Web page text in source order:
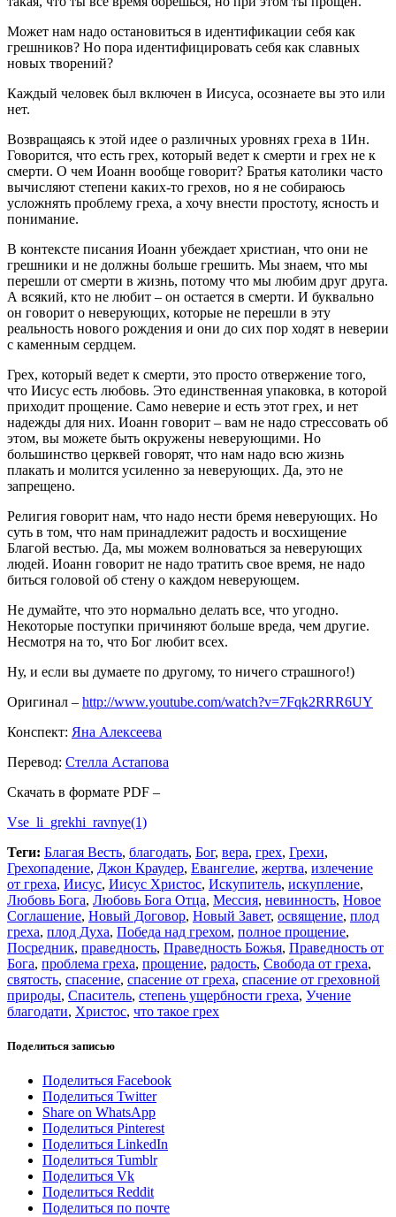
Может нам надо остановиться в идентификации себя как
грешников? Но пора идентифицировать себя как славных
новых творений?
Каждый человек был включен в Иисуса, осознаете вы это или
нет.
Возвращаясь к этой идее о различных уровнях греха в 1Ин.
Говорится, что есть грех, который ведет к смерти и грех не к
смерти. О чем Иоанн вообще говорит? Братья католики часто
вычисляют степени каких-то грехов, но я не собираюсь
усложнять проблему греха, а хочу внести простоту, ясность и
понимание.
В контексте писания Иоанн убеждает христиан, что они не
грешники и не должны больше грешить. Мы знаем, что мы
перешли от смерти в жизнь, потому что мы любим друг друга.
А всякий, кто не любит – он остается в смерти. И буквально
он говорит о неверующих, которые не перешли в эту
реальность нового рождения и они до сих пор ходят в неверии
с каменным сердцем.
Грех, который ведет к смерти, это просто отвержение того,
что Иисус есть любовь. Это единственная упаковка, в которой
приходит прощение. Само неверие и есть этот грех, и нет
надежды для них. Иоанн говорит – вам не надо стрессовать об
этом, вы можете быть окружены неверующими. Но
большинство церквей говорят, что нам надо всю жизнь
плакать и молится усиленно за неверующих. Да, это не
запрещено.
Религия говорит нам, что надо нести бремя неверующих. Но
суть в том, что нам принадлежит радость и восхищение
Благой вестью. Да, мы можем волноваться за неверующих
людей. Иоанн говорит не надо тратить свое время, не надо
биться головой об стену о каждом неверующем.
Не думайте, что это нормально делать все, что угодно.
Некоторые поступки причиняют больше вреда, чем другие.
Несмотря на то, что Бог любит всех.
Ну, и если вы думаете по другому, то ничего страшного!)
Оригинал – http://www.youtube.com/watch?v=7Fqk2RRR6UY
Конспект: Яна Алексеева
Перевод: Стелла Астапова
Скачать в формате PDF –
Vse_li_grekhi_ravnye(1)
Теги: Благая Весть, благодать, Бог, вера, грех, Грехи,
Грехопадение, Джон Краудер, Евангелие, жертва, излечение
от греха, Иисус, Иисус Христос, Искупитель, искупление,
Любовь Бога, Любовь Бога Отца, Мессия, невинность, Новое
Соглашение, Новый Договор, Новый Завет, освящение, плод
греха, плод Духа, Победа над грехом, полное прощение,
Посредник, праведность, Праведность Божья, Праведность от
Бога, проблема греха, прощение, радость, Свобода от греха,
святость, спасение, спасение от греха, спасение от греховной
природы, Спаситель, степень ущербности греха, Учение
благодати, Христос, что такое грех
Поделиться записью
Поделиться Facebook
Поделиться Twitter
Share on WhatsApp
Поделиться Pinterest
Поделиться LinkedIn
Поделиться Tumblr
Поделиться Vk
Поделиться Reddit
Поделиться по почте